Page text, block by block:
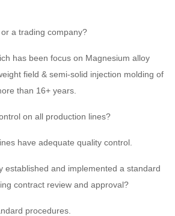
a trading company?
has been focus on Magnesium alloy
field & semi-solid injection molding of
than 16+ years.
on all production lines?
have adequate quality control.
established and implemented a standard
contract review and approval?
procedures.